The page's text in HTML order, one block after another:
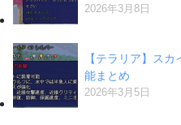
2026年3月8日
【テラリア】ス
能まとめ
2026年3月5日